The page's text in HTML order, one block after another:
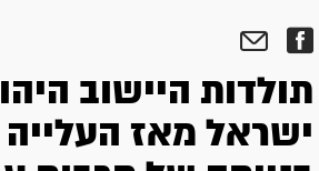
תולדות היישוב
ישראל מאז